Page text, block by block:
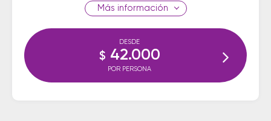
información
DESDE
$ 42.000
POR PERSONA